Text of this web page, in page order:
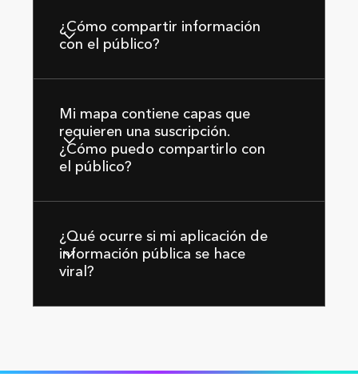
¿Cómo compartir información
con el público?
Mi mapa contiene capas que
requieren una suscripción.
¿Cómo puedo compartirlo con
el público?
¿Qué ocurre si mi aplicación de
información pública se hace
viral?